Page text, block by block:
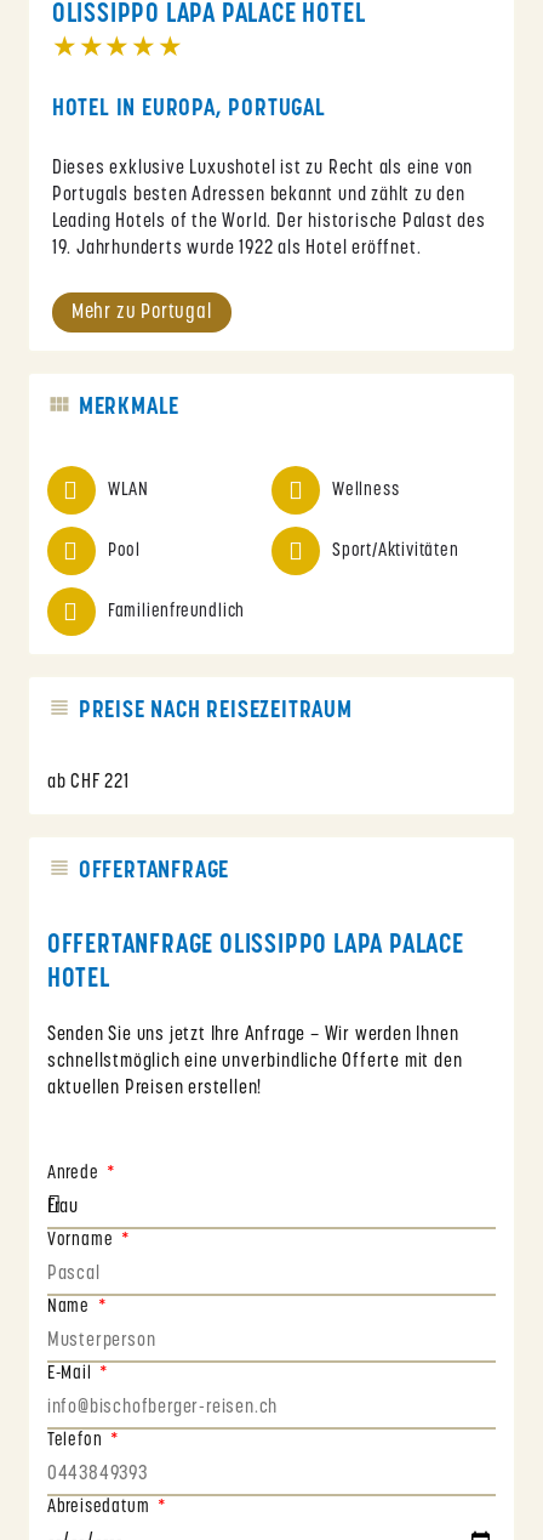
OLISSIPPO LAPA PALACE HOTEL
★★★★★
HOTEL IN EUROPA, PORTUGAL
Dieses exklusive Luxushotel ist zu Recht als eine von
Portugals besten Adressen bekannt und zählt zu den
Leading Hotels of the World. Der historische Palast des
19. Jahrhunderts wurde 1922 als Hotel eröffnet.
Mehr zu Portugal
MERKMALE
WLAN Wellness
Pool Sport/Aktivitäten
Familienfreundlich
PREISE NACH REISEZEITRAUM
ab CHF 221
OFFERTANFRAGE
OFFERTANFRAGE OLISSIPPO LAPA PALACE
HOTEL
Senden Sie uns jetzt Ihre Anfrage – Wir werden Ihnen
schnellstmöglich eine unverbindliche Offerte mit den
aktuellen Preisen erstellen!
Anrede
Vorname
Name
E-Mail
Telefon
Abreisedatum